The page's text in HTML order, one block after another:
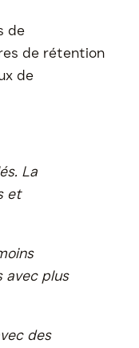
de
de rétention
de
La
et
avec plus
des